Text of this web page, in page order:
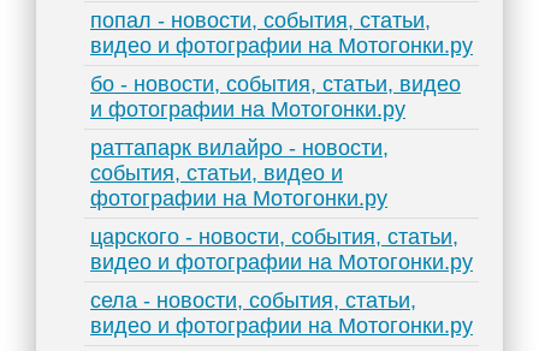
попал - новости, события, статьи,
видео и фотографии на Мотогонки.ру
бо - новости, события, статьи, видео
и фотографии на Мотогонки.ру
раттапарк вилайро - новости,
события, статьи, видео и
фотографии на Мотогонки.ру
царского - новости, события, статьи,
видео и фотографии на Мотогонки.ру
села - новости, события, статьи,
видео и фотографии на Мотогонки.ру